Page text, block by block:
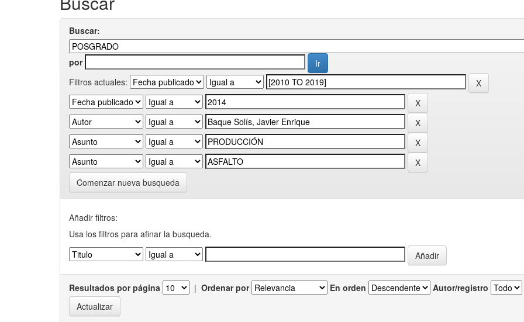
Buscar:
por
Filtros actuales:
Comenzar nueva busqueda
Añadir filtros:
Usa los filtros para afinar la busqueda.
Resultados por página | Ordenar por En orden Autor/registro